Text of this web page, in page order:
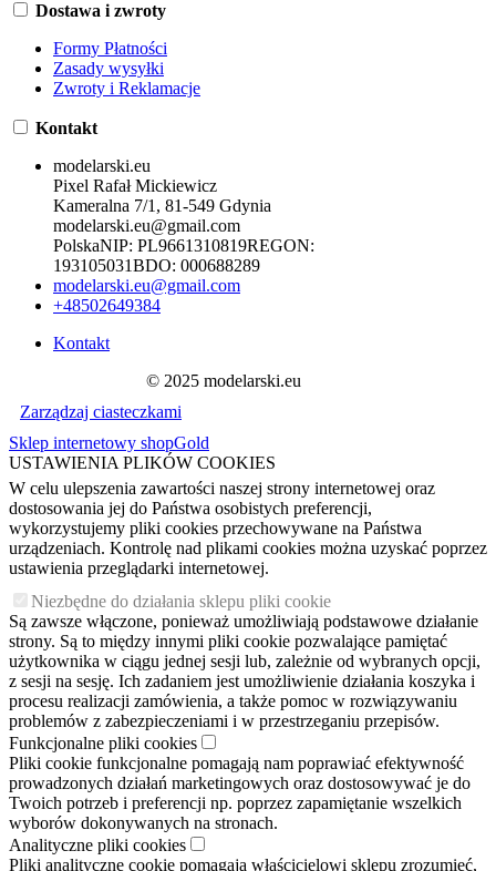
Dostawa i zwroty
Formy Płatności
Zasady wysyłki
Zwroty i Reklamacje
Kontakt
modelarski.eu
Pixel Rafał Mickiewicz
Kameralna 7/1, 81-549 Gdynia
modelarski.eu@gmail.com
PolskaNIP: PL9661310819REGON:
193105031BDO: 000688289
modelarski.eu@gmail.com
+48502649384
Kontakt
© 2025 modelarski.eu
Zarządzaj ciasteczkami
Sklep internetowy shopGold
USTAWIENIA PLIKÓW COOKIES
W celu ulepszenia zawartości naszej strony internetowej oraz
dostosowania jej do Państwa osobistych preferencji,
wykorzystujemy pliki cookies przechowywane na Państwa
urządzeniach. Kontrolę nad plikami cookies można uzyskać poprzez
ustawienia przeglądarki internetowej.
Niezbędne do działania sklepu pliki cookie
Są zawsze włączone, ponieważ umożliwiają podstawowe działanie
strony. Są to między innymi pliki cookie pozwalające pamiętać
użytkownika w ciągu jednej sesji lub, zależnie od wybranych opcji,
z sesji na sesję. Ich zadaniem jest umożliwienie działania koszyka i
procesu realizacji zamówienia, a także pomoc w rozwiązywaniu
problemów z zabezpieczeniami i w przestrzeganiu przepisów.
Funkcjonalne pliki cookies
Pliki cookie funkcjonalne pomagają nam poprawiać efektywność
prowadzonych działań marketingowych oraz dostosowywać je do
Twoich potrzeb i preferencji np. poprzez zapamiętanie wszelkich
wyborów dokonywanych na stronach.
Analityczne pliki cookies
Pliki analityczne cookie pomagają właścicielowi sklepu zrozumieć,